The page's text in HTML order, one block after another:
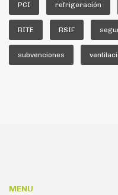
PCI refrigeración
RITE RSIF
subvenciones
MENU